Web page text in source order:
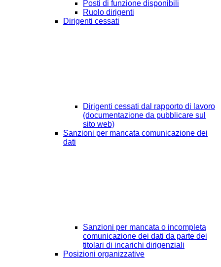
Posti di funzione disponibili
Ruolo dirigenti
Dirigenti cessati
Dirigenti cessati dal rapporto di lavoro
(documentazione da pubblicare sul
sito web)
Sanzioni per mancata comunicazione dei
dati
Sanzioni per mancata o incompleta
comunicazione dei dati da parte dei
titolari di incarichi dirigenziali
Posizioni organizzative